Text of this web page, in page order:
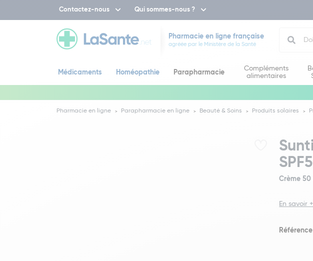
Contactez-nous Qui sommes-nous ?
Pharmacie en ligne française
agréée par le Ministère de la Santé
Médicaments Homéopathie Parapharmacie
Compléments
alimentaires
Pharmacie en ligne Parapharmacie en ligne Beauté & Soins Produits solaires
Crème 50
En savoir +